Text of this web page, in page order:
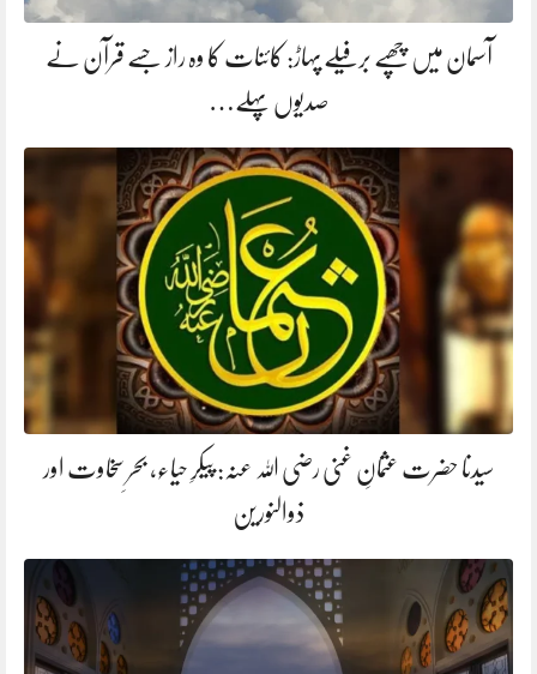
آسمان میں چھپے برفیلے پہاڑ: کائنات کا وہ راز جسے قرآن نے
صدیوں پہلے…
سیدنا حضرت عثمانِ غنی رضی اللہ عنہ: پیکرِ حیاء، بحرِ سخاوت اور
ذوالنورین